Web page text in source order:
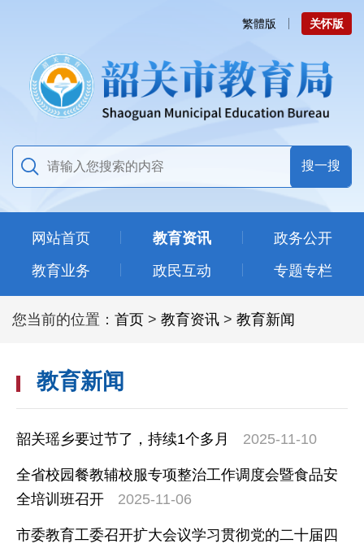
繁體版 关怀版
网站首页 教育资讯
政务公开
教育业务
政民互动 专题专栏
您当前的位置： 首页 > 教育资讯 > 教育新闻
教育新闻
韶关瑶乡要过节了，持续1个多月 2025-11-10
全省校园餐教辅校服专项整治工作调度会暨食品安
全培训班召开
2025-11-06
市委教育工委召开扩大会议学习贯彻党的二十届四